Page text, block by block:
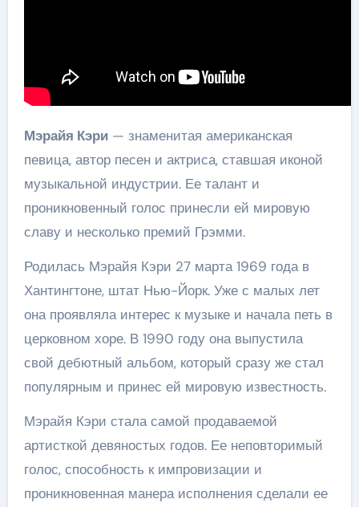
Мэрайя Кэри— знаменитая американская
певица, автор песен и актриса, ставшая иконой
музыкальной индустрии. Ее талант и
проникновенный голос принесли ей мировую
славу и несколько премий Грэмми.
Родилась Мэрайя Кэри 27 марта 1969 года в
Хантингтоне, штат Нью-Йорк. Уже с малых лет
она проявляла интерес к музыке и начала петь в
церковном хоре. В 1990 году она выпустила
свой дебютный альбом, который сразу же стал
популярным и принес ей мировую известность.
Мэрайя Кэри стала самой продаваемой
артисткой девяностых годов. Ее неповторимый
голос, способность к импровизации и
проникновенная манера исполнения сделали ее